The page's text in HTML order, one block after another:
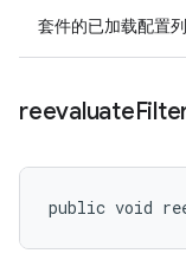
套件的已加载配置列
reevaluate
public void